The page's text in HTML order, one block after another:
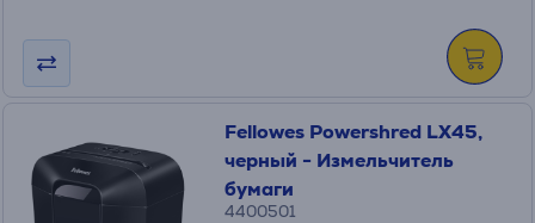
Fellowes Powershred LX45,
черный - Измельчитель
бумаги
4400501